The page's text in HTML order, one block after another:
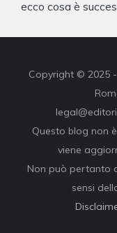
ecco cosa è
Copyright © 2025
Questo blog non
viene
Non può pertanto
sensi